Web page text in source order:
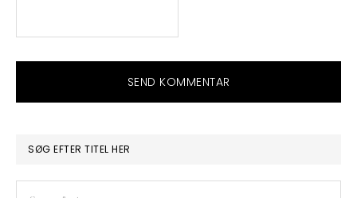
PRIMÆR
SIDEBAR
SØG EFTER TITEL HER